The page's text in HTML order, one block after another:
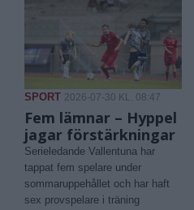
SPORT 2026-07-30 KL. 08:47
Fem lämnar – Hyppel
jagar förstärkningar
Serieledande Vallentuna har
tappat fem spelare under
sommaruppehållet och har haft
sex provspelare i träning